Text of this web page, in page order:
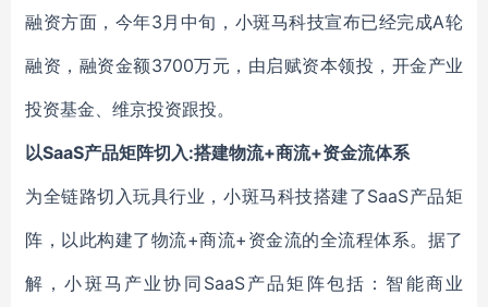
融资方面，今年3月中旬，小斑马科技宣布已经完成A轮
融资，融资金额3700万元，由启赋资本领投，开金产业
投资基金、维京投资跟投。
以SaaS产品矩阵切入:搭建物流+商流+资金流体系
为全链路切入玩具行业，小斑马科技搭建了SaaS产品矩
阵，以此构建了物流+商流+资金流的全流程体系。据了
解，小斑马产业协同SaaS产品矩阵包括：智能商业